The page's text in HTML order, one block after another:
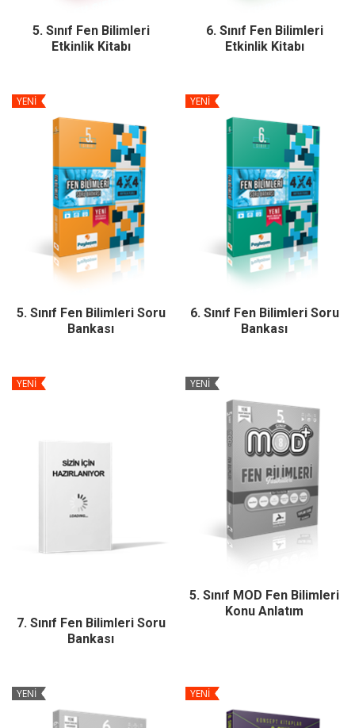
5. Sınıf Fen Bilimleri
Etkinlik Kitabı
6. Sınıf Fen Bilimleri
Etkinlik Kitabı
YENİ
5. Sınıf Fen Bilimleri Soru
Bankası
YENİ
6. Sınıf Fen Bilimleri Soru
Bankası
YENİ
7. Sınıf Fen Bilimleri Soru
Bankası
YENİ
5. Sınıf MOD Fen Bilimleri
Konu Anlatım
YENİ YENİ